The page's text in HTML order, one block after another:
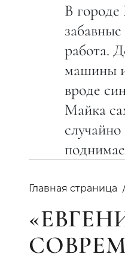
В городе
работа.
машины
вроде
Майка
Главная страница